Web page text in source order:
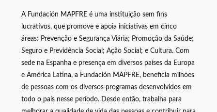
A Fundación MAPFRE é uma instituição sem fins
lucrativos, que promove e apoia iniciativas em cinco
áreas: Prevenção e Segurança Viária; Promoção da Saúde;
Seguro e Previdência Social; Ação Social; e Cultura. Com
sede na Espanha e presença em diversos países da Europa
e América Latina, a Fundación MAPFRE, beneficia milhões
de pessoas com os diversos programas desenvolvidos em
todo o país nesse período. Desde então, trabalha para